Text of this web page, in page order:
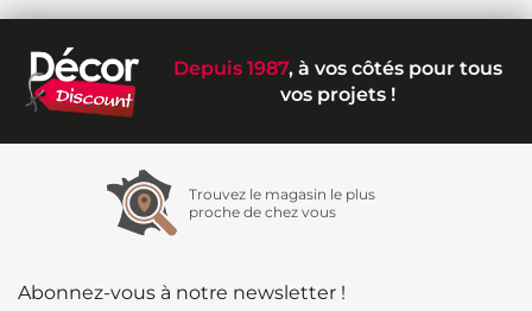
Depuis 1987, à vos côtés pour tous
vos projets !
Trouvez le magasin le plus
proche de chez vous
Abonnez-vous à notre newsletter !